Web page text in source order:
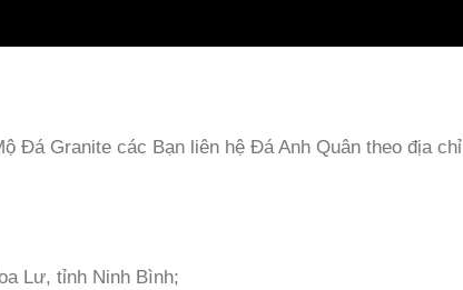
Đá Granite các Bạn liên hệ Đá Anh Quân theo địa chỉ
Lư, tỉnh Ninh Bình;